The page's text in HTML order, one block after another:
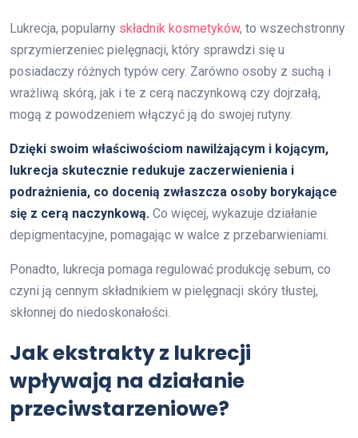
Lukrecja, popularny składnik kosmetyków, to wszechstronny
sprzymierzeniec pielęgnacji, który sprawdzi się u
posiadaczy różnych typów cery. Zarówno osoby z suchą i
wrażliwą skórą, jak i te z cerą naczynkową czy dojrzałą,
mogą z powodzeniem włączyć ją do swojej rutyny.
Dzięki swoim właściwościom nawilżającym i kojącym,
lukrecja skutecznie redukuje zaczerwienienia i
podrażnienia, co docenią zwłaszcza osoby borykające
się z cerą naczynkową. Co więcej, wykazuje działanie
depigmentacyjne, pomagając w walce z przebarwieniami.
Ponadto, lukrecja pomaga regulować produkcję sebum, co
czyni ją cennym składnikiem w pielęgnacji skóry tłustej,
skłonnej do niedoskonałości.
Jak ekstrakty z lukrecji
wpływają na działanie
przeciwstarzeniowe?